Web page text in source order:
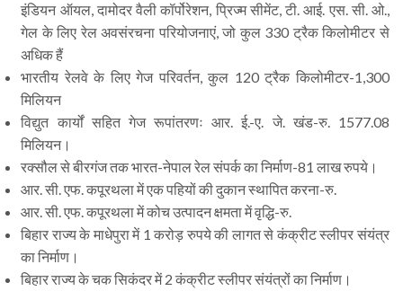
इंडियन ऑयल, दामोदर वैली कॉर्पोरेशन, प्रिज्म सीमेंट, टी. आई. एस. सी. ओ.,
गेल के लिए रेल अवसंरचना परियोजनाएं, जो कुल 330 ट्रैक किलोमीटर से
अधिक हैं
भारतीय रेलवे के लिए गेज परिवर्तन, कुल 120 ट्रैक किलोमीटर-1,300
मिलियन
विद्युत कार्यों सहित गेज रूपांतरणः आर. ई.-ए. जे. खंड-रु. 1577.08
मिलियन।
रक्सौल से बीरगंज तक भारत-नेपाल रेल संपर्क का निर्माण-81 लाख रुपये।
आर. सी. एफ. कपूरथला में एक पहियों की दुकान स्थापित करना-रु.
आर. सी. एफ. कपूरथला में कोच उत्पादन क्षमता में वृद्धि-रु.
बिहार राज्य के माधेपुरा में 1 करोड़ रुपये की लागत से कंक्रीट स्लीपर संयंत्र
का निर्माण।
बिहार राज्य के चक सिकंदर में 2 कंक्रीट स्लीपर संयंत्रों का निर्माण।